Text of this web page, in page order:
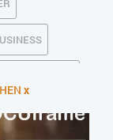
INTELLIGENZ
x